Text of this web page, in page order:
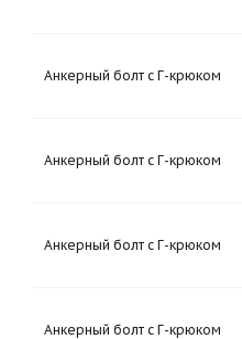
Анкерный болт с Г-крюком
Анкерный болт с Г-крюком
Анкерный болт с Г-крюком
Анкерный болт с Г-крюком